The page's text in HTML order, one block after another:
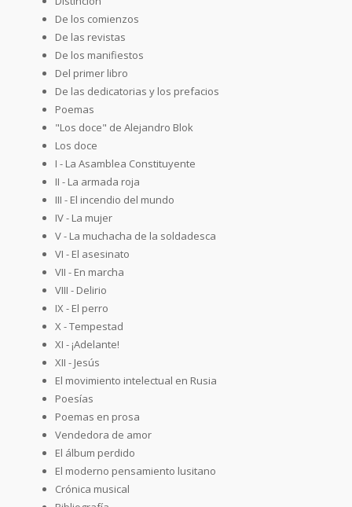
De los comienzos
De las revistas
De los manifiestos
Del primer libro
De las dedicatorias y los prefacios
Poemas
"Los doce" de Alejandro Blok
Los doce
I - La Asamblea Constituyente
II - La armada roja
III - El incendio del mundo
IV - La mujer
V - La muchacha de la soldadesca
VI - El asesinato
VII - En marcha
VIII - Delirio
IX - El perro
X - Tempestad
XI - ¡Adelante!
XII - Jesús
El movimiento intelectual en Rusia
Poesías
Poemas en prosa
Vendedora de amor
El álbum perdido
El moderno pensamiento lusitano
Crónica musical